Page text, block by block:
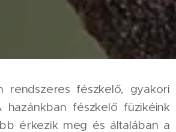
rendszeres fészkelő, gyakori
hazánkban fészkelő füzikéink
érkezik meg és általában a